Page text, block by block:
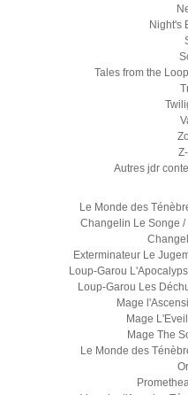
Night's
Tales from the
Autres jdr
Le Monde des
Changelin Le Songe
Exterminateur Le
Loup-Garou
Loup-Garou Les
Mage
Mage
Mage The
Le Monde des